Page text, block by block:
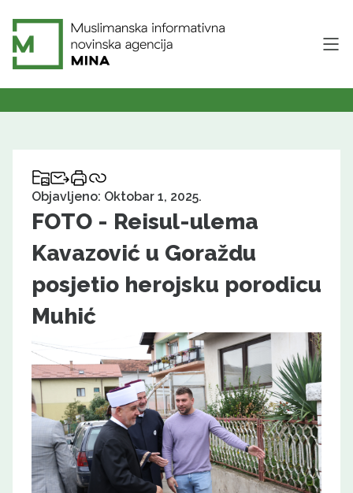
Objavljeno: Oktobar 1, 2025.
FOTO - Reisul-ulema
Kavazović u Goraždu
posjetio herojsku porodicu
Muhić